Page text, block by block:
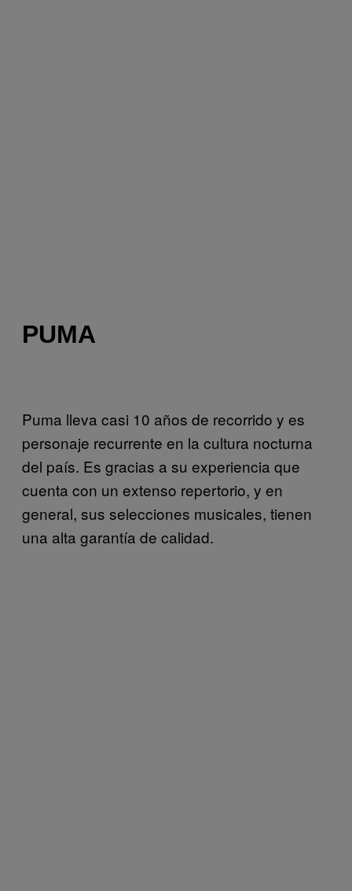
PUMA
Puma lleva casi 10 años de recorrido y es
personaje recurrente en la cultura nocturna
del país. Es gracias a su experiencia que
cuenta con un extenso repertorio, y en
general, sus selecciones musicales, tienen
una alta garantía de calidad.